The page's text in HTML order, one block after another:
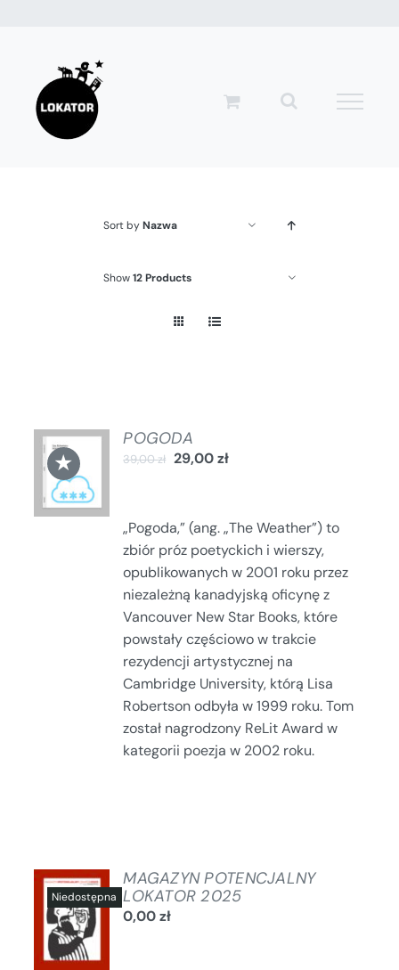
zawartości
Sort byNazwa
Show12 Products
★
DODAJ
DO
KOSZYKA
/
SZCZEGÓŁY
POGODA
39,00zł 29,00zł
„Pogoda,” (ang. „The Weather”) to
zbiór próz poetyckich i wierszy,
opublikowanych w 2001 roku przez
niezależną kanadyjską oficynę z
Vancouver New Star Books, które
powstały częściowo w trakcie
rezydencji artystycznej na
Cambridge University, którą Lisa
Robertson odbyła w 1999 roku. Tom
został nagrodzony ReLit Award w
kategorii poezja w 2002 roku.
SZCZEGÓŁY
MAGAZYN POTENCJALNY
LOKATOR 2025
0,00zł